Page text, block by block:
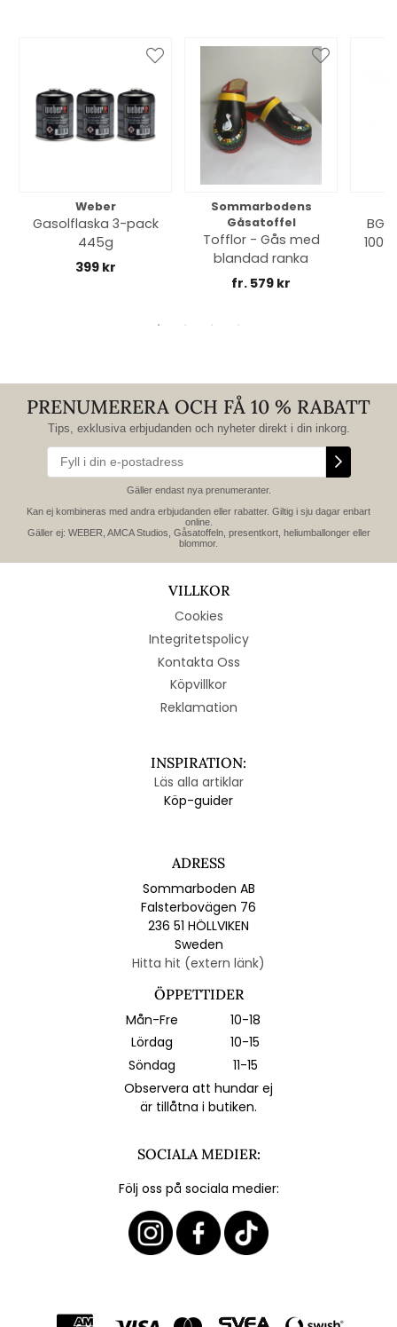
Weber
Gasolflaska 3-pack
445g
399 kr
Sommarbodens
Gåsatoffel
Tofflor - Gås med
blandad ranka
fr. 579 kr
PRENUMERERA OCH FÅ 10 % RABATT
Tips, exklusiva erbjudanden och nyheter direkt i din inkorg.
Gäller endast nya prenumeranter.
Kan ej kombineras med andra erbjudanden eller rabatter. Giltig i sju dagar enbart
online.
Gäller ej: WEBER, AMCA Studios, Gåsatoffeln, presentkort, heliumballonger eller
blommor.
VILLKOR
Cookies
Integritetspolicy
Kontakta Oss
Köpvillkor
Reklamation
INSPIRATION:
Läs alla artiklar
Köp-guider
ADRESS
Sommarboden AB
Falsterbovägen 76
236 51 HÖLLVIKEN
Sweden
Hitta hit (extern länk)
ÖPPETTIDER
Mån-Fre
10-18
Lördag
10-15
Söndag
11-15
Observera att hundar ej
är tillåtna i butiken.
SOCIALA MEDIER:
Följ oss på sociala medier: